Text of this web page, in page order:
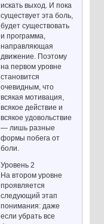
искать выход. И пока
существует эта боль,
будет существовать
и программа,
направляющая
движение. Поэтому
на первом уровне
становится
очевидным, что
всякая мотивация,
всякое действие и
всякое удовольствие
— лишь разные
формы побега от
боли.
Уровень 2
На втором уровне
проявляется
следующий этап
понимания: даже
если убрать все